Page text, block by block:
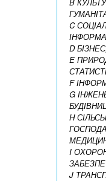
C
D
E
F
G
H
I
J